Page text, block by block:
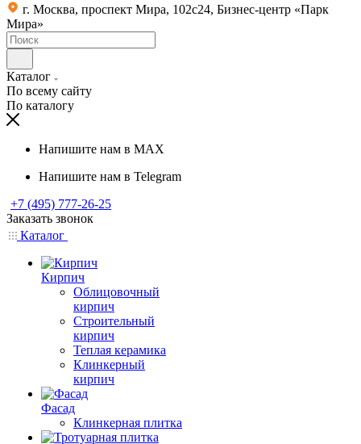
г. Москва, проспект Мира, 102с24, Бизнес-центр «Парк
Мира»
Каталог
По всему сайту
По каталогу
Напишите нам в MAX
Напишите нам в Telegram
+7 (495) 777-26-25
Заказать звонок
Каталог
Кирпич
Облицовочный
кирпич
Строительный
кирпич
Теплая керамика
Клинкерный
кирпич
Фасад
Клинкерная плитка